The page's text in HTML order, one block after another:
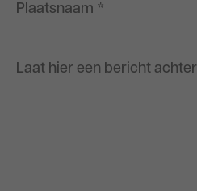
Plaatsnaam *
Laat hier een bericht achter